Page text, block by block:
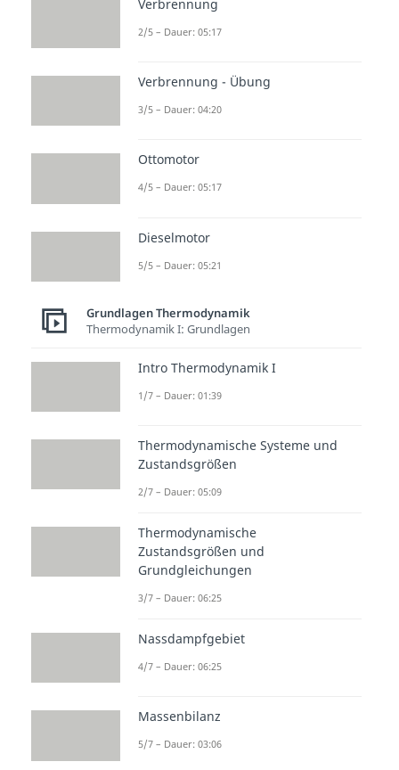
Verbrennung
2/5 – Dauer: 05:17
Verbrennung - Übung
3/5 – Dauer: 04:20
Ottomotor
4/5 – Dauer: 05:17
Dieselmotor
5/5 – Dauer: 05:21
Grundlagen Thermodynamik
Thermodynamik I: Grundlagen
Intro Thermodynamik I
1/7 – Dauer: 01:39
Thermodynamische Systeme und
Zustandsgrößen
2/7 – Dauer: 05:09
Thermodynamische
Zustandsgrößen und
Grundgleichungen
3/7 – Dauer: 06:25
Nassdampfgebiet
4/7 – Dauer: 06:25
Massenbilanz
5/7 – Dauer: 03:06